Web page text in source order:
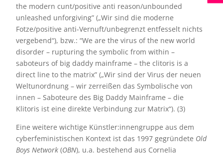
the modern cunt/positive anti reason/unbounded
unleashed unforgiving” („Wir sind die moderne
Fotze/positive anti-Vernuft/unbegrenzt entfesselt nichts
vergebend“), bzw.: “We are the virus of the new world
disorder – rupturing the symbolic from within –
saboteurs of big daddy mainframe – the clitoris is a
direct line to the matrix” („Wir sind der Virus der neuen
Weltunordnung – wir zerreißen das Symbolische von
innen – Saboteure des Big Daddy Mainframe – die
Klitoris ist eine direkte Verbindung zur Matrix“). (3)
Eine weitere wichtige Künstler:innengruppe aus dem
cyberfeministischen Kontext ist das 1997 gegründete Old
Boys Network (OBN), u.a. bestehend aus Cornelia